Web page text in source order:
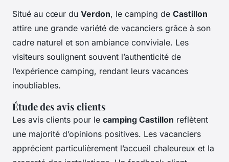
Situé au cœur du Verdon, le camping de Castillon
attire une grande variété de vacanciers grâce à son
cadre naturel et son ambiance conviviale. Les
visiteurs soulignent souvent l’authenticité de
l’expérience camping, rendant leurs vacances
inoubliables.
Étude des avis clients
Les avis clients pour le camping Castillon reflètent
une majorité d’opinions positives. Les vacanciers
apprécient particulièrement l’accueil chaleureux et la